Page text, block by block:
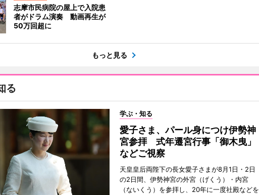
志摩市民病院の屋上で入院患
者がドラム演奏 動画再生が
50万回超に
もっと見る
る
学ぶ・知る
愛子さま、パール身につけ伊勢神
宮参拝 式年遷宮行事「御木曳」
などご視察
天皇皇后両陛下の長女愛子さまが8月1日・2日
の2日間、伊勢神宮の外宮（げくう）・内宮
（ないくう）を参拝し、20年に一度社殿などを